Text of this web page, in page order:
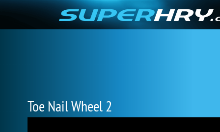
Toe Nail Wheel 2